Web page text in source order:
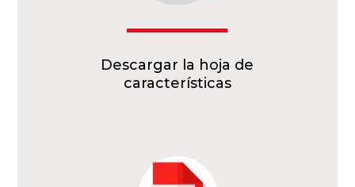
Descargar la hoja de
características